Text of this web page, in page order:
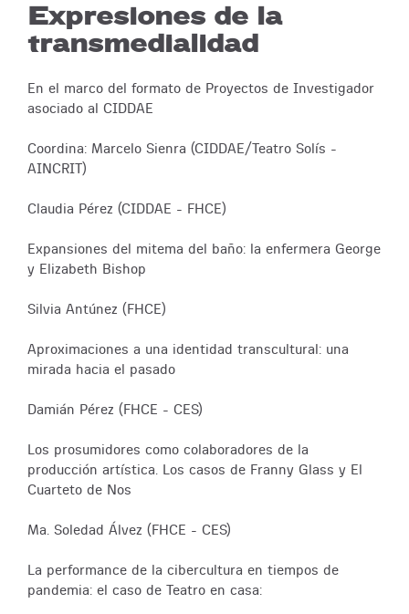
Expresiones de la
transmedialidad
En el marco del formato de Proyectos de Investigador
asociado al CIDDAE
Coordina: Marcelo Sienra (CIDDAE/Teatro Solís -
AINCRIT)
Claudia Pérez (CIDDAE - FHCE)
Expansiones del mitema del baño: la enfermera George
y Elizabeth Bishop
Silvia Antúnez (FHCE)
Aproximaciones a una identidad transcultural: una
mirada hacia el pasado
Damián Pérez (FHCE - CES)
Los prosumidores como colaboradores de la
producción artística. Los casos de Franny Glass y El
Cuarteto de Nos
Ma. Soledad Álvez (FHCE - CES)
La performance de la cibercultura en tiempos de
pandemia: el caso de Teatro en casa: